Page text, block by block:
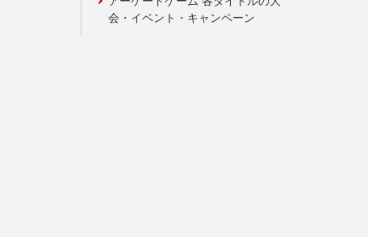
会・イベント・キャンペーン